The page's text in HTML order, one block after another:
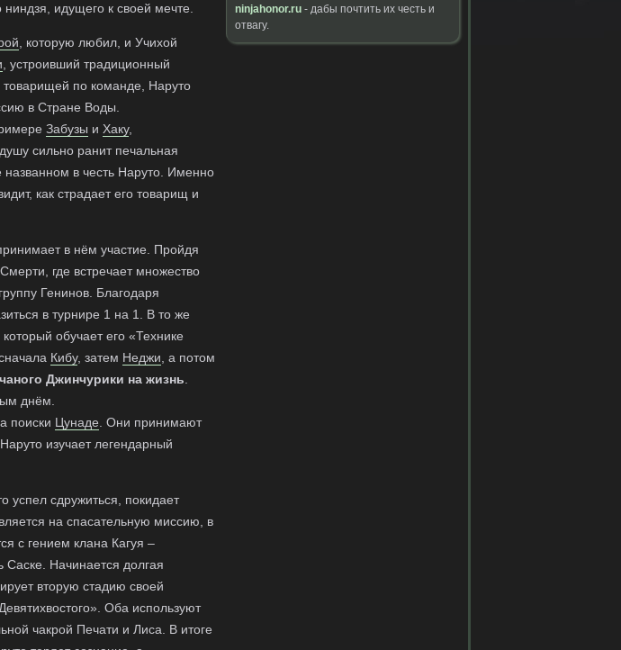
ниндзя, идущего к своей мечте.
, которую любил, и Учихой
, устроивший традиционный
товарищей по команде, Наруто
в Стране Воды.
Забузы и Хаку,
сильно ранит печальная
названном в честь Наруто. Именно
как страдает его товарищ и
в нём участие. Пройдя
где встречает множество
Генинов. Благодаря
в турнире 1 на 1. В то же
, который обучает его «Технике
Кибу, затем Неджи , а потом
Джинчурики на жизнь
днём.
поиски Цунаде . Они принимают
изучает легендарный
успел сдружиться, покидает
на спасательную миссию, в
с гением клана Кагуя –
Саске. Начинается долгая
вторую стадию своей
Оба используют
чакрой Печати и Лиса. В итоге
ninjahonor.ru- дабы почтить их честь и
отвагу.